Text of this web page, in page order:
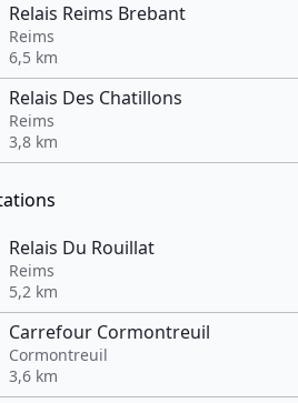
Relais Reims Brebant
Reims
6,5 km
Relais Des Chatillons
Reims
3,8 km
Relais Du Rouillat
Reims
5,2 km
Carrefour Cormontreuil
Cormontreuil
3,6 km